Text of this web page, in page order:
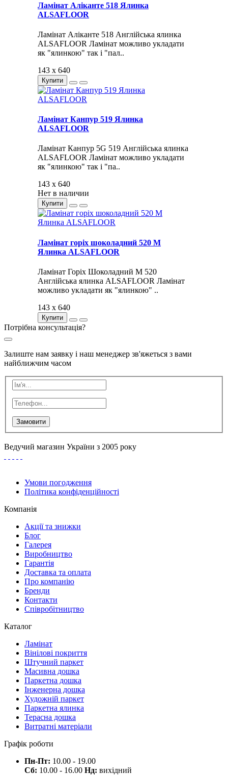
Ламінат Аліканте 518 Ялинка
ALSAFLOOR
Ламінат Аліканте 518 Англійська ялинка
ALSAFLOOR Ламінат можливо укладати
як "ялинкою" так і "пал..
143 x 640
Купити
Ламінат Канпур 519 Ялинка
ALSAFLOOR
Ламінат Канпур 5G 519 Англійська ялинка
ALSAFLOOR Ламінат можливо укладати
як "ялинкою" так і "па..
143 x 640
Нет в наличии
Купити
Ламінат горіх шоколадний 520 М
Ялинка ALSAFLOOR
Ламінат Горіх Шоколадний М 520
Англійська ялинка ALSAFLOOR Ламінат
можливо укладати як "ялинкою" ..
143 x 640
Купити
Потрібна консультація?
Залиште нам заявку і наш менеджер зв'яжеться з вами
найближчим часом
Замовити
Ведучий магазин України з 2005 року
Умови погодження
Політика конфіденційності
Компанія
Акції та знижки
Блог
Галерея
Виробництво
Гарантія
Доставка та оплата
Про компанію
Бренди
Контакти
Співробітництво
Каталог
Ламінат
Вінілові покриття
Штучний паркет
Масивна дошка
Паркетна дошка
Інженерна дошка
Художній паркет
Паркетна ялинка
Терасна дошка
Витратні матеріали
Графік роботи
Пн-Пт: 10.00 - 19.00
Сб: 10.00 - 16.00 Нд: вихідний